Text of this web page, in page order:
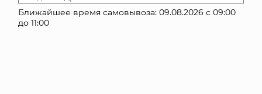
Ближайшее время самовывоза: 09.08.2026 с 09:00
до 11:00